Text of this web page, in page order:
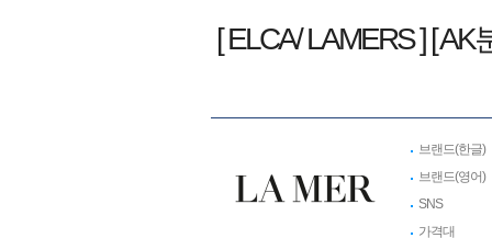
[ ELCA/ LAMERS ] [
브랜드(한글)
브랜드(영어)
SNS
가격대